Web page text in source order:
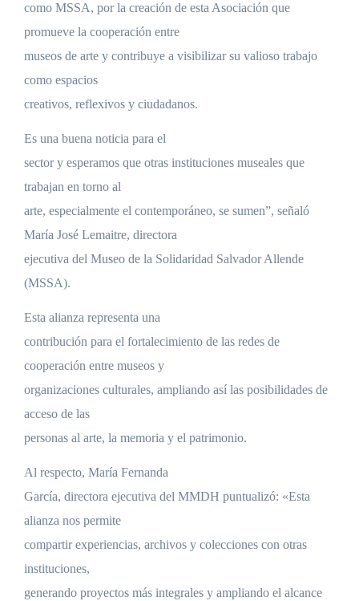
como MSSA, por la creación de esta Asociación que
promueve la cooperación entre
museos de arte y contribuye a visibilizar su valioso trabajo
como espacios
creativos, reflexivos y ciudadanos.
Es una buena noticia para el
sector y esperamos que otras instituciones museales que
trabajan en torno al
arte, especialmente el contemporáneo, se sumen”, señaló
María José Lemaitre, directora
ejecutiva del Museo de la Solidaridad Salvador Allende
(MSSA).
Esta alianza representa una
contribución para el fortalecimiento de las redes de
cooperación entre museos y
organizaciones culturales, ampliando así las posibilidades de
acceso de las
personas al arte, la memoria y el patrimonio.
Al respecto, María Fernanda
García, directora ejecutiva del MMDH puntualizó: «Esta
alianza nos permite
compartir experiencias, archivos y colecciones con otras
instituciones,
generando proyectos más integrales y ampliando el alcance